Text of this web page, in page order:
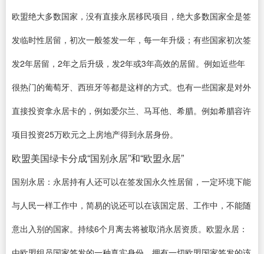
欧盟绝大多数国家，没有直接永居移民项目，绝大多数国家全是签
发临时性居留，初次一般签发一年，每一年升级；有些国家初次签
发2年居留，2年之后升级，发2年或3年高效的居留。例如近些年
很热门的葡萄牙、西班牙等都是这样的方式。也有一些国家是对外
直接投资拿永居卡的，例如爱尔兰、马耳他、希腊。例如希腊容许
项目投资25万欧元之上房地产得到永居身份。
欧盟美国绿卡分成“国别永居”和“欧盟永居”
国别永居：永居持有人还可以在签发国永久性居留，一定环境下能
与人民一样工作中，简易的说还可以在该国定居、工作中，不能随
意出入别的国家。持续6个月离去将被取消永居资质。欧盟永居：